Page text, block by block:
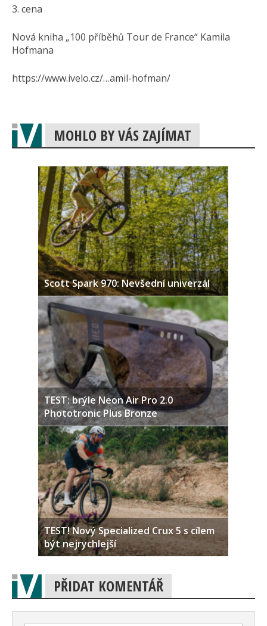
3. cena
Nová kniha „100 příběhů Tour de France“ Kamila
Hofmana
https://www.ivelo.cz/…amil-hofman/
MOHLO BY VÁS ZAJÍMAT
Scott Spark 970: Nevšední univerzál
TEST: brýle Neon Air Pro 2.0
Phototronic Plus Bronze
TEST! Nový Specialized Crux 5 s cílem
být nejrychlejší
PŘIDAT KOMENTÁŘ